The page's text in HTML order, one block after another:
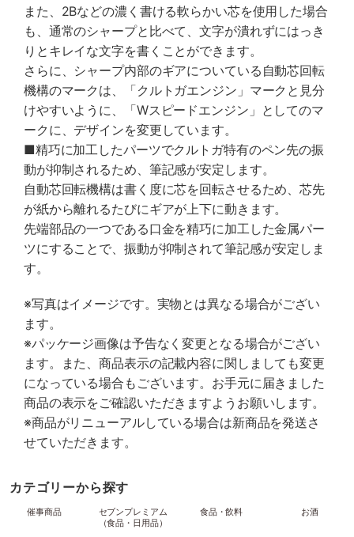
また、2Bなどの濃く書ける軟らかい芯を使用した場合
も、通常のシャープと比べて、文字が潰れずにはっき
りとキレイな文字を書くことができます。
さらに、シャープ内部のギアについている自動芯回転
機構のマークは、「クルトガエンジン」マークと見分
けやすいように、「Wスピードエンジン」としてのマ
ークに、デザインを変更しています。
■精巧に加工したパーツでクルトガ特有のペン先の振
動が抑制されるため、筆記感が安定します。
自動芯回転機構は書く度に芯を回転させるため、芯先
が紙から離れるたびにギアが上下に動きます。
先端部品の一つである口金を精巧に加工した金属パー
ツにすることで、振動が抑制されて筆記感が安定しま
す。
※写真はイメージです。実物とは異なる場合がござい
ます。
※パッケージ画像は予告なく変更となる場合がござい
ます。また、商品表示の記載内容に関しましても変更
になっている場合もございます。お手元に届きました
商品の表示をご確認いただきますようお願いします。
※商品がリニューアルしている場合は新商品を発送さ
せていただきます。
カテゴリーから探す
催事商品
セブンプレミアム
（食品・日用品）
食品・飲料 お酒